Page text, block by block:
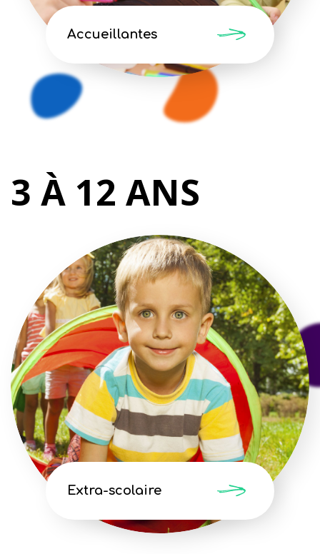
Accueillantes
3 À 12 ANS
Extra-scolaire